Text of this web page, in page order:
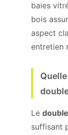
baies
bois
aspect
entretien
Le
suffisant